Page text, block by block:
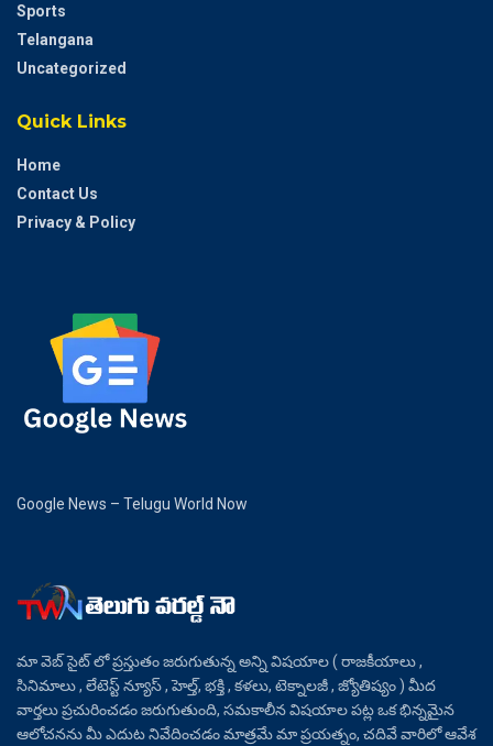
Sports
Telangana
Uncategorized
Quick Links
Home
Contact Us
Privacy & Policy
Google News – Telugu World Now
మా వెబ్ సైట్ లో ప్రస్తుతం జరుగుతున్న అన్ని విషయాల ( రాజకీయాలు ,
సినిమాలు , లేటెస్ట్ న్యూస్ , హెల్త్, భక్తి , కళలు, టెక్నాలజీ , జ్యోతిష్యం ) మీద
వార్తలు ప్రచురించడం జరుగుతుంది, సమకాలీన విషయాల పట్ల ఒక భిన్నమైన
ఆలోచనను మీ ఎదుట నివేదించడం మాత్రమే మా ప్రయత్నం, చదివే వారిలో ఆవేశ